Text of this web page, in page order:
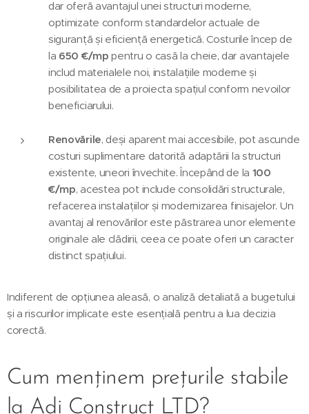
dar oferă avantajul unei structuri moderne,
optimizate conform standardelor actuale de
siguranță și eficiență energetică. Costurile încep de
la 650 €/mp pentru o casă la cheie, dar avantajele
includ materialele noi, instalațiile moderne și
posibilitatea de a proiecta spațiul conform nevoilor
beneficiarului.
Renovările, deși aparent mai accesibile, pot ascunde
costuri suplimentare datorită adaptării la structuri
existente, uneori învechite. Începând de la 100
€/mp, acestea pot include consolidări structurale,
refacerea instalațiilor și modernizarea finisajelor. Un
avantaj al renovărilor este păstrarea unor elemente
originale ale clădirii, ceea ce poate oferi un caracter
distinct spațiului.
Indiferent de opțiunea aleasă, o analiză detaliată a bugetului
și a riscurilor implicate este esențială pentru a lua decizia
corectă.
Cum menținem prețurile stabile
la Adi Construct LTD?